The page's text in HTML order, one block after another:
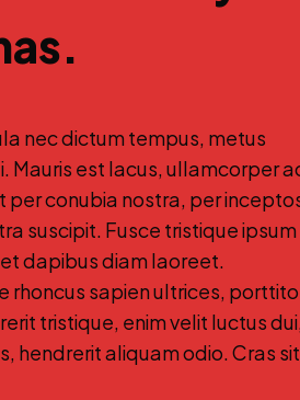
nec dictum tempus, metus
Mauris est lacus, ullamcorper
conubia nostra, per
suscipit. Fusce tristique ipsum
dapibus diam laoreet.
rhoncus sapien ultrices,
tristique, enim velit luctus
hendrerit aliquam odio. Cras sit